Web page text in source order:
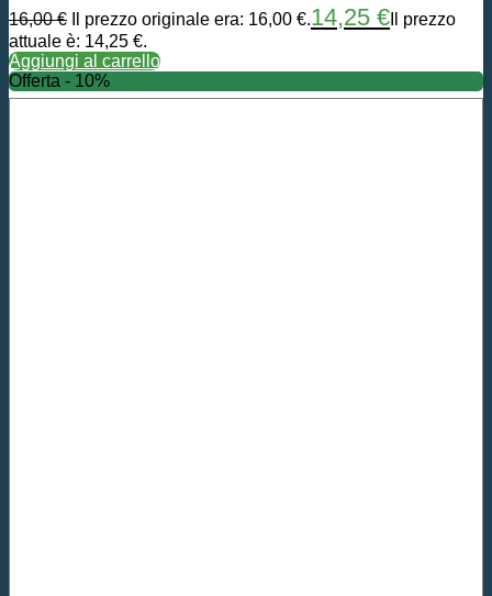
16,00€ Il prezzo originale era: 16,00 €.14,25 € Il prezzo
attuale è: 14,25 €.
Aggiungi al carrello
Offerta - 10%